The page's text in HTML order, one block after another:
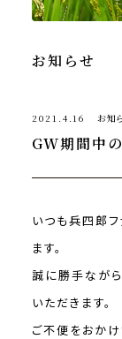
お知らせ
2021.4.16 お知
GW期間中
いつも兵四郎
ます。
誠に勝手なが
いただきます。
ご不便をおかけ